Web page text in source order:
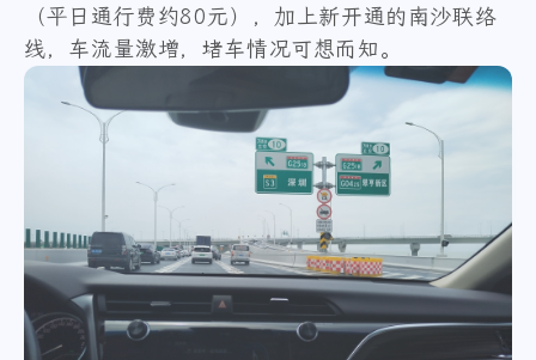
（平日通行费约80元），加上新开通的南沙联络
线，车流量激增，堵车情况可想而知。